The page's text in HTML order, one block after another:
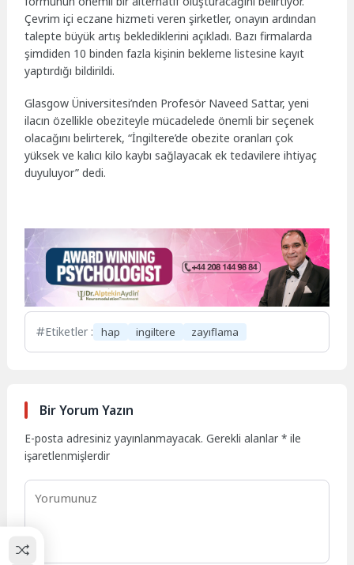
Çevrim içi eczane hizmeti veren şirketler, onayın ardından
talepte büyük artış beklediklerini açıkladı. Bazı firmalarda
şimdiden 10 binden fazla kişinin bekleme listesine kayıt
yaptırdığı bildirildi.
Glasgow Üniversitesi’nden Profesör Naveed Sattar, yeni
ilacın özellikle obeziteyle mücadelede önemli bir seçenek
olacağını belirterek, “İngiltere’de obezite oranları çok
yüksek ve kalıcı kilo kaybı sağlayacak ek tedavilere ihtiyaç
duyuluyor” dedi.
Etiketler : hap ingiltere zayıflama
Bir Yorum Yazın
E-posta adresiniz yayınlanmayacak. Gerekli alanlar* ile
işaretlenmişlerdir